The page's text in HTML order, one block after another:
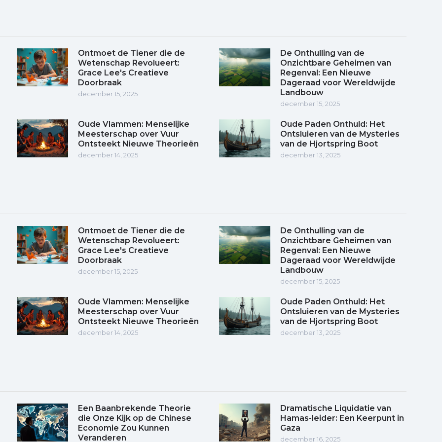
Ontmoet de Tiener die de
Wetenschap Revolueert:
Grace Lee's Creatieve
Doorbraak
december 15, 2025
De Onthulling van de
Onzichtbare Geheimen van
Regenval: Een Nieuwe
Dageraad voor Wereldwijde
Landbouw
december 15, 2025
Oude Vlammen: Menselijke
Meesterschap over Vuur
Ontsteekt Nieuwe Theorieën
december 14, 2025
Oude Paden Onthuld: Het
Ontsluieren van de Mysteries
van de Hjortspring Boot
december 13, 2025
Ontmoet de Tiener die de
Wetenschap Revolueert:
Grace Lee's Creatieve
Doorbraak
december 15, 2025
De Onthulling van de
Onzichtbare Geheimen van
Regenval: Een Nieuwe
Dageraad voor Wereldwijde
Landbouw
december 15, 2025
Oude Vlammen: Menselijke
Meesterschap over Vuur
Ontsteekt Nieuwe Theorieën
december 14, 2025
Oude Paden Onthuld: Het
Ontsluieren van de Mysteries
van de Hjortspring Boot
december 13, 2025
Een Baanbrekende Theorie
die Onze Kijk op de Chinese
Economie Zou Kunnen
Veranderen
Dramatische Liquidatie van
Hamas-leider: Een Keerpunt in
Gaza
december 16, 2025